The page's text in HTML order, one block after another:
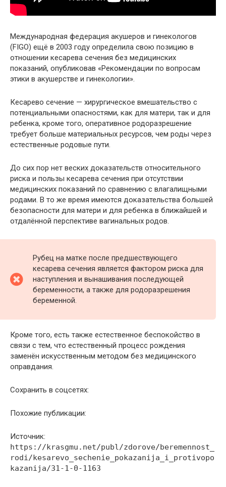
Международная федерация акушеров и гинекологов
(FIGO) ещё в 2003 году определила свою позицию в
отношении кесарева сечения без медицинских
показаний, опубликовав «Рекомендации по вопросам
этики в акушерстве и гинекологии».
Кесарево сечение — хирургическое вмешательство с
потенциальными опасностями, как для матери, так и для
ребенка, кроме того, оперативное родоразрешение
требует больше материальных ресурсов, чем роды через
естественные родовые пути.
До сих пор нет веских доказательств относительного
риска и пользы кесарева сечения при отсутствии
медицинских показаний по сравнению с влагалищными
родами. В то же время имеются доказательства большей
безопасности для матери и для ребенка в ближайшей и
отдалённой перспективе вагинальных родов.
Рубец на матке после предшествующего
кесарева сечения является фактором риска для
наступления и вынашивания последующей
беременности, а также для родоразрешения
беременной.
Кроме того, есть также естественное беспокойство в
связи с тем, что естественный процесс рождения
заменён искусственным методом без медицинского
оправдания.
Сохранить в соцсетях:
Похожие публикации:
Источник:
https://krasgmu.net/publ/zdorove/beremennost_
rodi/kesarevo_sechenie_pokazanija_i_protivopo
kazanija/31-1-0-1163